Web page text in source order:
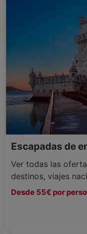
Escapadas de
Ver todas las
destinos, viajes
Desde 55€ por